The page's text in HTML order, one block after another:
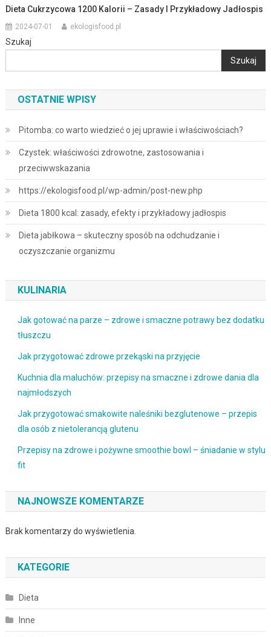
Dieta Cukrzycowa 1200 Kalorii – Zasady I Przykładowy Jadłospis
2024-07-01 ekologisfood.pl
Szukaj
Szukaj
OSTATNIE WPISY
Pitomba: co warto wiedzieć o jej uprawie i właściwościach?
Czystek: właściwości zdrowotne, zastosowania i
przeciwwskazania
https://ekologisfood.pl/wp-admin/post-new.php
Dieta 1800 kcal: zasady, efekty i przykładowy jadłospis
Dieta jabłkowa – skuteczny sposób na odchudzanie i
oczyszczanie organizmu
KULINARIA
Jak gotować na parze – zdrowe i smaczne potrawy bez dodatku
tłuszczu
Jak przygotować zdrowe przekąski na przyjęcie
Kuchnia dla maluchów: przepisy na smaczne i zdrowe dania dla
najmłodszych
Jak przygotować smakowite naleśniki bezglutenowe – przepis
dla osób z nietolerancją glutenu
Przepisy na zdrowe i pożywne smoothie bowl – śniadanie w stylu
fit
NAJNOWSZE KOMENTARZE
Brak komentarzy do wyświetlenia.
KATEGORIE
Dieta
Inne